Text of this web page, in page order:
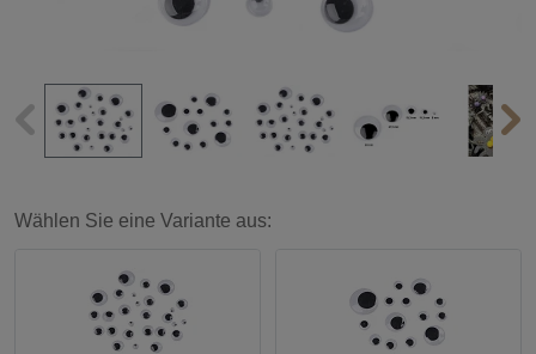
Wählen Sie eine Variante aus: